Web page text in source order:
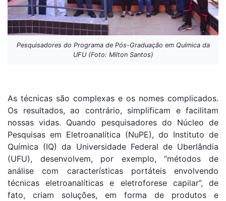
Pesquisadores do Programa de Pós-Graduação em Química da
UFU (Foto: Milton Santos)
As técnicas são complexas e os nomes complicados.
Os resultados, ao contrário, simplificam e facilitam
nossas vidas. Quando pesquisadores do Núcleo de
Pesquisas em Eletroanalítica (NuPE), do Instituto de
Química (IQ) da Universidade Federal de Uberlândia
(UFU), desenvolvem, por exemplo, “métodos de
análise com características portáteis envolvendo
técnicas eletroanalíticas e eletroforese capilar”, de
fato, criam soluções, em forma de produtos e